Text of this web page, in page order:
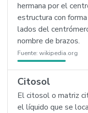
hermana por el
estructura con
lados del
nombre de brazos.
Fuente: wikipedia.org
Citosol
El citosol o matriz
el líquido que se